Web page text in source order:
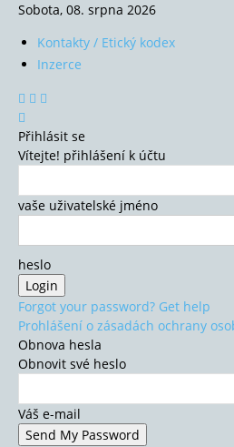
Sobota, 08. srpna 2026
Kontakty / Etický kodex
Inzerce
Přihlásit se
Vítejte! přihlášení k účtu
vaše uživatelské jméno
heslo
Forgot your password? Get help
Prohlášení o zásadách ochrany
Obnova hesla
Obnovit své heslo
Váš e-mail